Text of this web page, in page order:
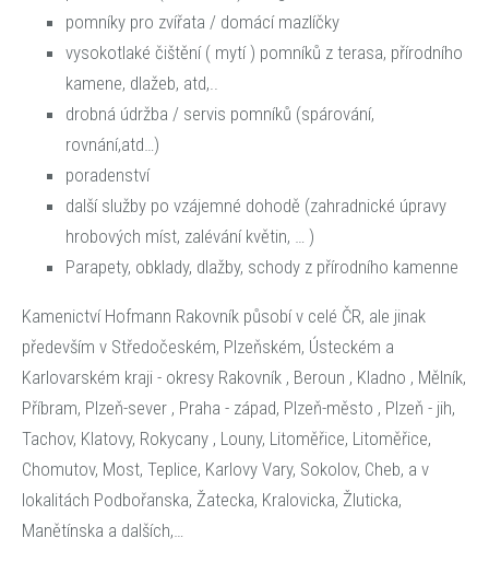
pomníky pro zvířata / domácí mazlíčky
vysokotlaké čištění ( mytí ) pomníků z terasa, přírodního
kamene, dlažeb, atd,..
drobná údržba / servis pomníků (spárování,
rovnání,atd…)
poradenství
další služby po vzájemné dohodě (zahradnické úpravy
hrobových míst, zalévání květin, … )
Parapety, obklady, dlažby, schody z přírodního kamenne
Kamenictví Hofmann Rakovník působí v celé ČR, ale jinak
především v Středočeském, Plzeňském, Ústeckém a
Karlovarském kraji - okresy Rakovník , Beroun , Kladno , Mělník,
Příbram, Plzeň-sever , Praha - západ, Plzeň-město , Plzeň - jih,
Tachov, Klatovy, Rokycany , Louny, Litoměřice, Litoměřice,
Chomutov, Most, Teplice, Karlovy Vary, Sokolov, Cheb, a v
lokalitách Podbořanska, Žatecka, Kralovicka, Žluticka,
Manětínska a dalších,…